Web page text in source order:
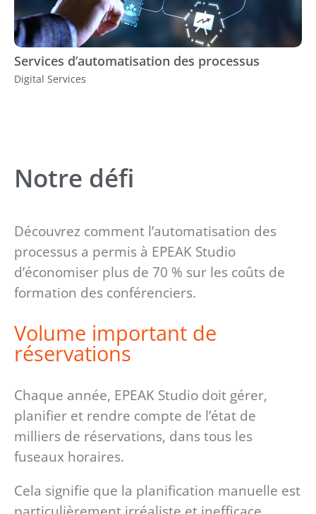
Services d’automatisation des processus
Digital Services
Notre défi
Découvrez comment l’automatisation des
processus a permis à EPEAK Studio
d’économiser plus de 70 % sur les coûts de
formation des conférenciers.
Volume important de
réservations
Chaque année, EPEAK Studio doit gérer,
planifier et rendre compte de l’état de
milliers de réservations, dans tous les
fuseaux horaires.
Cela signifie que la planification manuelle est